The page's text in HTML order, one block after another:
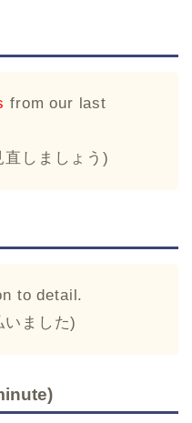
from our last
しましょう)
to detail.
いました)